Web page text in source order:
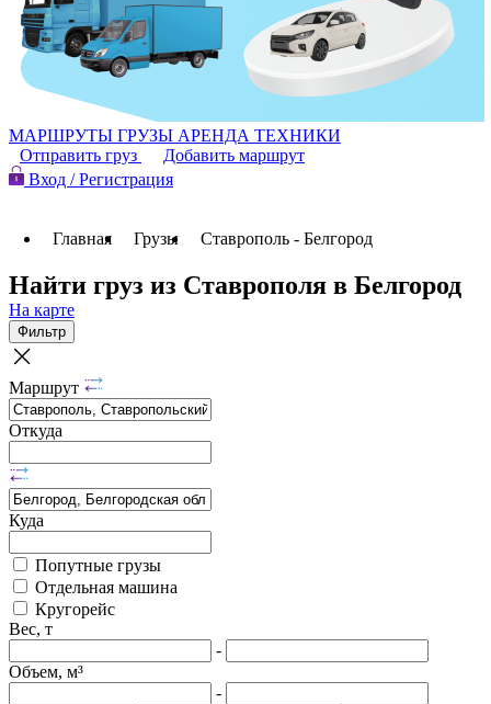
МАРШРУТЫ ГРУЗЫ АРЕНДА ТЕХНИКИ
Отправить груз
Добавить маршрут
Вход / Регистрация
Главная Грузы Ставрополь - Белгород
Найти груз из Ставрополя в Белгород
На карте
Фильтр
Маршрут
Откуда
Куда
Попутные грузы
Отдельная машина
Кругорейс
Вес, т
-
Объем, м³
-